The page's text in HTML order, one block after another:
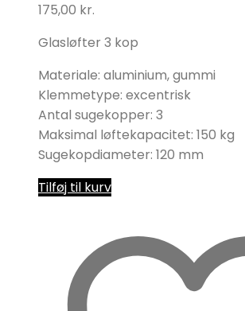
175,00 kr.
Glasløfter 3 kop
Materiale: aluminium, gummi
Klemmetype: excentrisk
Antal sugekopper: 3
Maksimal løftekapacitet: 150 kg
Sugekopdiameter: 120 mm
Tilføj til kurv